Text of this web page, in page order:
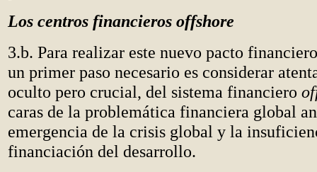
Los centros financieros offshore
3.b. Para realizar este nuevo pacto
un primer paso necesario es considerar
oculto pero crucial, del sistema financiero
caras de la problemática financiera global
emergencia de la crisis global y la
financiación del desarrollo.